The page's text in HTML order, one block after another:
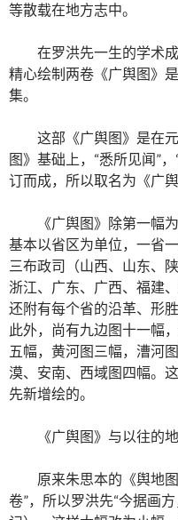
等散载在地方志中。
在罗洪先一生的学术
精心绘制两卷《广舆图》
集。
这部《广舆图》是在
图》基础上，“悉所见闻”
订而成，所以取名为《广舆
《广舆图》除第一幅
基本以省区为单位，一省
三布政司（山西、山东、
浙江、广东、广西、福建
还附有每个省的沿革、形
此外，尚有九边图十一幅
五幅，黄河图三幅，漕河
漠、安南、西域图四幅。
先新增绘的。
《广舆图》与以往的
原来朱思本的《舆地
卷”，所以罗洪先“今据画